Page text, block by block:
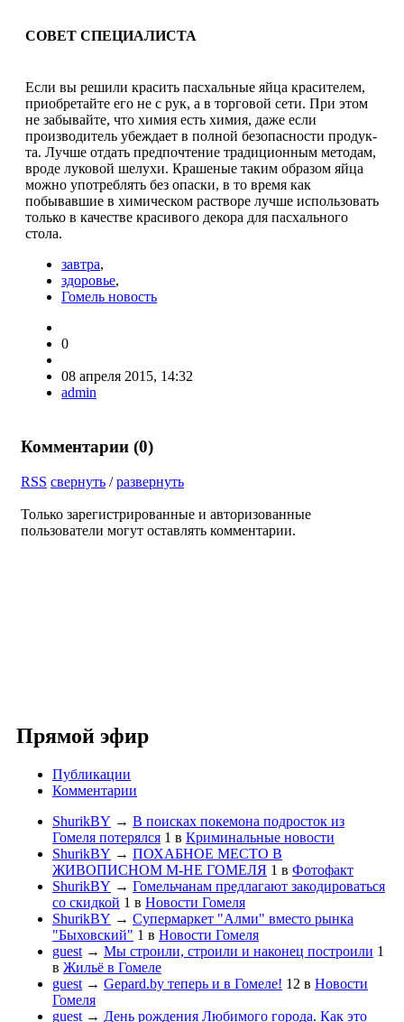
СОВЕТ СПЕЦИАЛИСТА
Если вы решили красить пас­хальные яйца красителем,
при­обретайте его не с рук, а в торго­вой сети. При этом
не забывай­те, что химия есть химия, даже если
производитель убеждает в полной безопасности продук­
та. Лучше отдать предпочтение традиционным методам,
вроде луковой шелухи. Крашеные та­ким образом яйца
можно употре­блять без опаски, в то время как
побывавшие в химическом рас­творе лучше использовать
толь­ко в качестве красивого декора для пасхального
стола.
завтра,
здоровье,
Гомель новость
0
08 апреля 2015, 14:32
admin
Комментарии (0)
RSS свернуть /развернуть
Только зарегистрированные и авторизованные
пользователи могут оставлять комментарии.
Прямой эфир
Публикации
Комментарии
ShurikBY → В поисках покемона подросток из
Гомеля потерялся 1 в Криминальные новости
ShurikBY → ПОХАБНОЕ МЕСТО В
ЖИВОПИСНОМ М-НЕ ГОМЕЛЯ 1 в Фотофакт
ShurikBY → Гомельчанам предлагают закодироваться
со скидкой 1 в Новости Гомеля
ShurikBY → Супермаркет "Алми" вместо рынка
"Быховский" 1 в Новости Гомеля
guest → Мы строили, строили и наконец построили 1
в Жильё в Гомеле
guest → Gepard.by теперь и в Гомеле! 12 в Новости
Гомеля
guest → День рождения Любимого города. Как это